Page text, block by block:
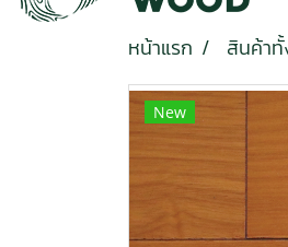
หน้าแรก สินค้า
New